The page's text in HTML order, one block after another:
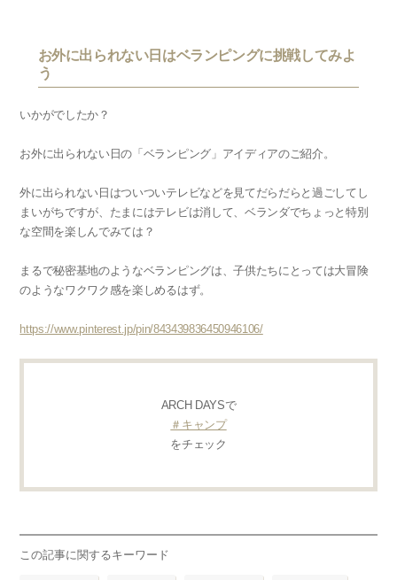
お外に出られない日はベランピングに挑戦してみよ
う
いかがでしたか？
お外に出られない日の「ベランピング」アイディアのご紹介。
外に出られない日はついついテレビなどを見てだらだらと過ごしてし
まいがちですが、たまにはテレビは消して、ベランダでちょっと特別
な空間を楽しんでみては？
まるで秘密基地のようなベランピングは、子供たちにとっては大冒険
のようなワクワク感を楽しめるはず。
https://www.pinterest.jp/pin/843439836450946106/
ARCH DAYSで
＃キャンプ
をチェック
この記事に関するキーワード